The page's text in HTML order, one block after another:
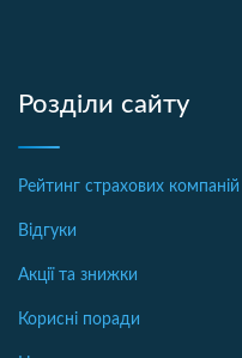
Розділи сайту
Рейтинг страхових компаній
Відгуки
Акції та знижки
Корисні поради